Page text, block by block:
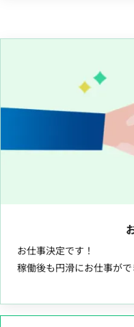
お仕事決定です！
稼働後も円滑にお仕事がで